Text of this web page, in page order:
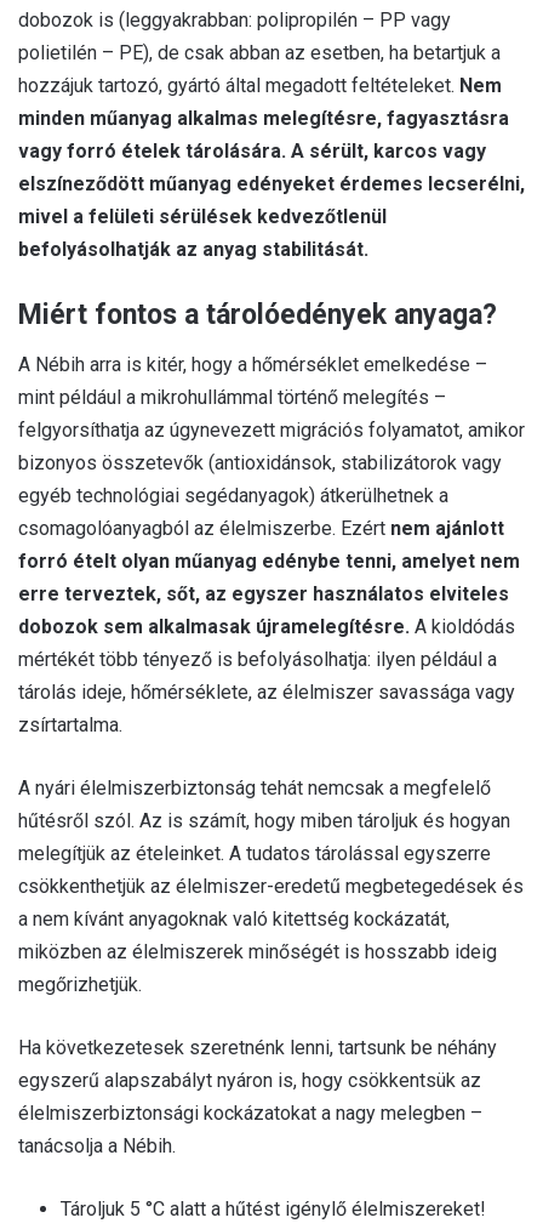
dobozok is (leggyakrabban: polipropilén – PP vagy
polietilén – PE), de csak abban az esetben, ha betartjuk a
hozzájuk tartozó, gyártó által megadott feltételeket. Nem
minden műanyag alkalmas melegítésre, fagyasztásra
vagy forró ételek tárolására. A sérült, karcos vagy
elszíneződött műanyag edényeket érdemes lecserélni,
mivel a felületi sérülések kedvezőtlenül
befolyásolhatják az anyag stabilitását.
Miért fontos a tárolóedények anyaga?
A Nébih arra is kitér, hogy a hőmérséklet emelkedése –
mint például a mikrohullámmal történő melegítés –
felgyorsíthatja az úgynevezett migrációs folyamatot, amikor
bizonyos összetevők (antioxidánsok, stabilizátorok vagy
egyéb technológiai segédanyagok) átkerülhetnek a
csomagolóanyagból az élelmiszerbe. Ezért nem ajánlott
forró ételt olyan műanyag edénybe tenni, amelyet nem
erre terveztek, sőt, az egyszer használatos elviteles
dobozok sem alkalmasak újramelegítésre. A kioldódás
mértékét több tényező is befolyásolhatja: ilyen például a
tárolás ideje, hőmérséklete, az élelmiszer savassága vagy
zsírtartalma.
A nyári élelmiszerbiztonság tehát nemcsak a megfelelő
hűtésről szól. Az is számít, hogy miben tároljuk és hogyan
melegítjük az ételeinket. A tudatos tárolással egyszerre
csökkenthetjük az élelmiszer-eredetű megbetegedések és
a nem kívánt anyagoknak való kitettség kockázatát,
miközben az élelmiszerek minőségét is hosszabb ideig
megőrizhetjük.
Ha következetesek szeretnénk lenni, tartsunk be néhány
egyszerű alapszabályt nyáron is, hogy csökkentsük az
élelmiszerbiztonsági kockázatokat a nagy melegben –
tanácsolja a Nébih.
Tároljuk 5 °C alatt a hűtést igénylő élelmiszereket!